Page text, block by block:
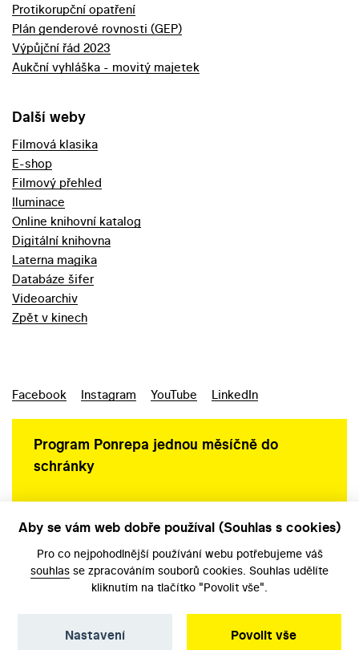
Protikorupční opatření
Plán genderové rovnosti (GEP)
Výpůjční řád 2023
Aukční vyhláška - movitý majetek
Další weby
Filmová klasika
E-shop
Filmový přehled
Iluminace
Online knihovní katalog
Digitální knihovna
Laterna magika
Databáze šifer
Videoarchiv
Zpět v kinech
Facebook Instagram YouTube LinkedIn
Program Ponrepa jednou měsíčně do
schránky
Aby se vám web dobře používal (Souhlas s cookies)
Pro co nejpohodlnější používání webu potřebujeme váš
souhlas se zpracováním souborů cookies. Souhlas udělíte
kliknutím na tlačítko "Povolit vše".
Povolit vše
Nastavení